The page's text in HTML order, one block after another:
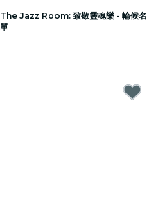
The Jazz Room: 致敬靈魂樂 - 輪候名
單